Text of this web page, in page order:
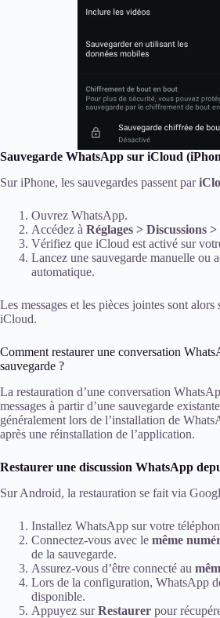
Sauvegarde WhatsApp sur iCloud
Sur iPhone, les sauvegardes passent par
Ouvrez WhatsApp.
Accédez à Réglages > Discussions
Vérifiez que iCloud est activé sur
Lancez une sauvegarde manuelle ou
automatique.
Les messages et les pièces jointes sont
iCloud.
Comment restaurer une conversation
sauvegarde ?
La restauration d’une conversation
messages à partir d’une sauvegarde
généralement lors de l’installation de
après une réinstallation de l’application.
Restaurer une discussion WhatsApp
Sur Android, la restauration se fait via
Installez WhatsApp sur votre
Connectez-vous avec le même
de la sauvegarde.
Assurez-vous d’être connecté au
Lors de la configuration, WhatsApp
disponible.
Appuyez surRestaurer pour